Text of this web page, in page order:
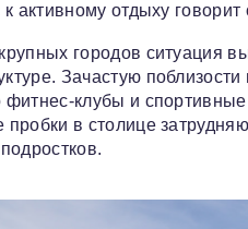
активному отдыху
городов ситуация
Зачастую
клубы и
в столице